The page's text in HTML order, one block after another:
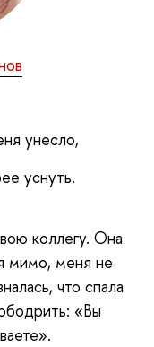
унесло,
уснуть.
коллегу. Она
мимо, меня не
что спала
«Вы